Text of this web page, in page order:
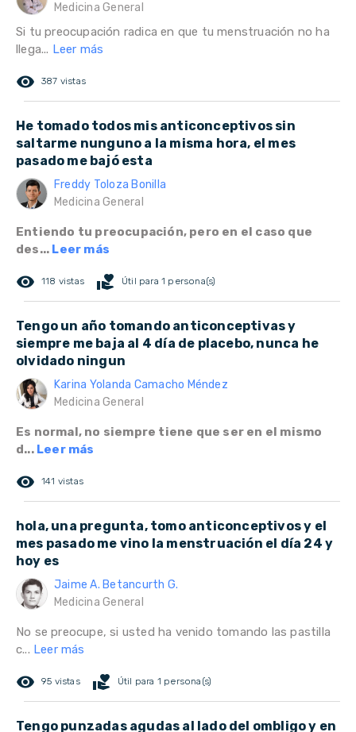
Medicina General
Si tu preocupación radica en que tu menstruación no ha
llega... Leer más
remove_red_eye 387 vistas
He tomado todos mis anticonceptivos sin
saltarme nunguno a la misma hora, el mes
pasado me bajó esta
Freddy Toloza Bonilla
Medicina General
Entiendo tu preocupación, pero en el caso que
des... Leer más
remove_red_eye 118 vistas volunteer_activism Útil para 1 persona(s)
Tengo un año tomando anticonceptivas y
siempre me baja al 4 día de placebo, nunca he
olvidado ningun
Karina Yolanda Camacho Méndez
Medicina General
Es normal, no siempre tiene que ser en el mismo
d... Leer más
remove_red_eye 141 vistas
hola, una pregunta, tomo anticonceptivos y el
mes pasado me vino la menstruación el día 24 y
hoy es
Jaime A. Betancurth G.
Medicina General
No se preocupe, si usted ha venido tomando las pastilla
c... Leer más
remove_red_eye 95 vistas volunteer_activism Útil para 1 persona(s)
Tengo punzadas agudas al lado del ombligo y en